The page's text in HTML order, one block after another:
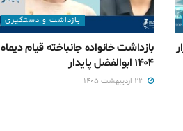
بازداشت و دستگیری
بازداشت خانواده جانباخته قیام دیماه
۱۴۰۴ ابوالفضل پایدار